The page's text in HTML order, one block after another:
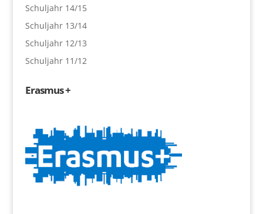
Schuljahr 14/15
Schuljahr 13/14
Schuljahr 12/13
Schuljahr 11/12
Erasmus +